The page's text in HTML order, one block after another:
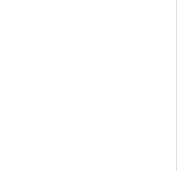
A
segítségével
keletkezik,
domborzati,
minden eddiginél
A felmérés
jövőbeli